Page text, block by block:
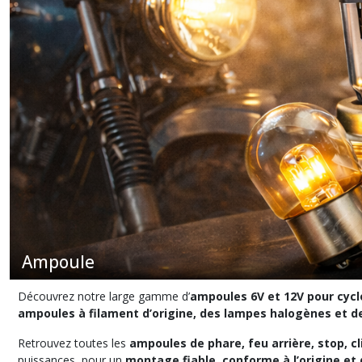
Ampoule
Découvrez notre large gamme d’ampoules 6V et 12V pour
ampoules à filament d’origine, des lampes halogènes et
Retrouvez toutes les ampoules de phare, feu arrière, stop,
résultats